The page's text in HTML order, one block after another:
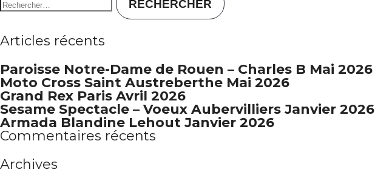
Articles récents
Paroisse Notre-Dame de Rouen – Charles B Mai 2026
Moto Cross Saint Austreberthe Mai 2026
Grand Rex Paris Avril 2026
Sesame Spectacle – Voeux Aubervilliers Janvier 2026
Armada Blandine Lehout Janvier 2026
Commentaires récents
Archives